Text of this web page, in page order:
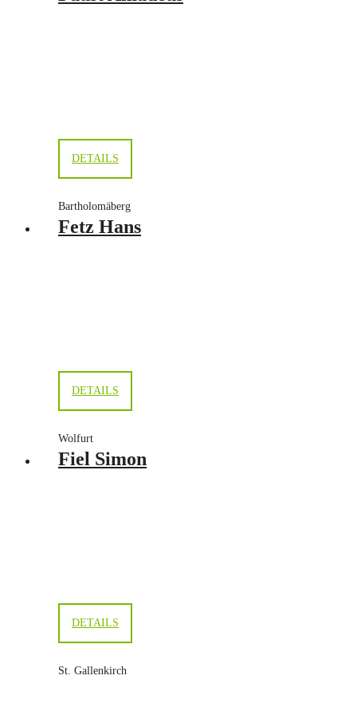
DETAILS
Bartholomäberg
Fetz Hans
DETAILS
Wolfurt
Fiel Simon
DETAILS
St. Gallenkirch